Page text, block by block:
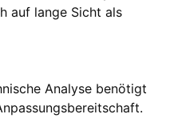
auf lange Sicht als
Analyse benötigt